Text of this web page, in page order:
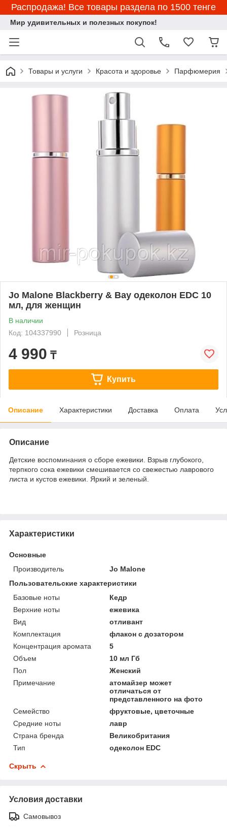
Распродажа! Все товары раздела по 1500 тенге
Мир удивительных и полезных покупок!
Товары и услуги Красота и здоровье Парфюмерия
Jo Malone Blackberry & Bay одеколон EDC 10
мл, для женщин
В наличии
Код: 104337990
Розница
4 990 ₸
Купить
Описание Характеристики Доставка Оплата
Описание
Детские воспоминания о сборе ежевики. Взрыв глубокого,
терпкого сока ежевики смешивается со свежестью лаврового
листа и кустов ежевики. Яркий и зеленый.
Характеристики
Основные
Производитель
Jo Malone
Пользовательские характеристики
Базовые ноты
Кедр
Верхние ноты
ежевика
Вид
отливант
Комплектация
флакон с дозатором
Концентрация аромата
5
Объем
10 мл Гб
Пол
Женский
Примечание
атомайзер может
отличаться от
представленного на фото
Семейство
фруктовые, цветочные
Средние ноты
лавр
Страна бренда
Великобритания
Тип
одеколон EDC
Скрыть
Условия доставки
Самовывоз